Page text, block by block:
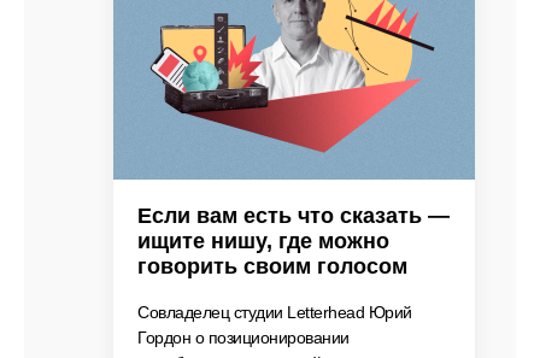
Если вам есть что сказать —
ищите нишу, где можно
говорить своим голосом
Совладелец студии Letterhead Юрий
Гордон о позиционировании